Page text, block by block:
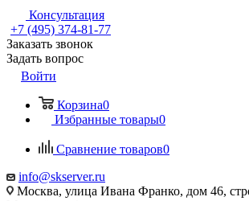
Консультация
+7 (495) 374-81-77
Заказать звонок
Задать вопрос
Войти
Корзина0
Избранные товары0
Сравнение товаров0
info@skserver.ru
Москва, улица Ивана Франко, дом 46,